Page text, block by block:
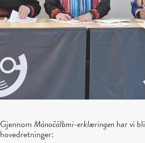
GjennomMánočálbmi-erklæringen har vi
hovedretninger: